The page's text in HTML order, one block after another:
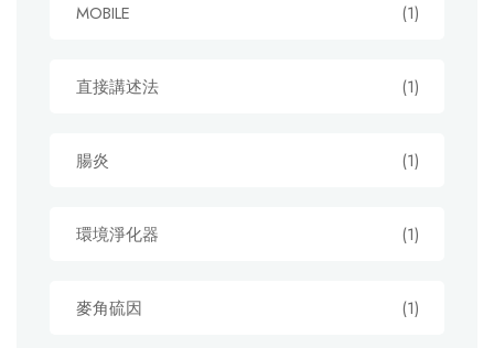
MOBILE (1)
直接講述法 (1)
腸炎 (1)
環境淨化器 (1)
麥角硫因 (1)